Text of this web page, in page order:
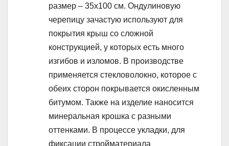
размер – 35х100 см. Ондулиновую
черепицу зачастую используют для
покрытия крыш со сложной
конструкцией, у которых есть много
изгибов и изломов. В производстве
применяется стекловолокно, которое с
обеих сторон покрывается окисленным
битумом. Также на изделие наносится
минеральная крошка с разными
оттенками. В процессе укладки, для
фиксации стройматериала